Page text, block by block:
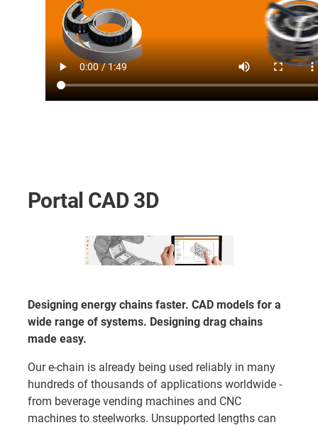
Portal CAD 3D
Designing energy chains faster. CAD models for a
wide range of systems. Designing drag chains
made easy.
Our e-chain is already being used reliably in many
hundreds of thousands of applications worldwide -
from beverage vending machines and CNC
machines to steelworks. Unsupported lengths can